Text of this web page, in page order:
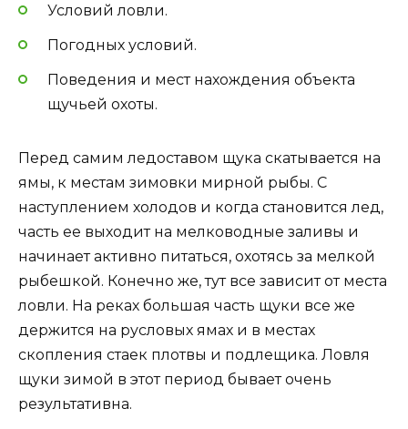
Условий ловли.
Погодных условий.
Поведения и мест нахождения объекта
щучьей охоты.
Перед самим ледоставом щука скатывается на
ямы, к местам зимовки мирной рыбы. С
наступлением холодов и когда становится лед,
часть ее выходит на мелководные заливы и
начинает активно питаться, охотясь за мелкой
рыбешкой. Конечно же, тут все зависит от места
ловли. На реках большая часть щуки все же
держится на русловых ямах и в местах
скопления стаек плотвы и подлещика. Ловля
щуки зимой в этот период бывает очень
результативна.